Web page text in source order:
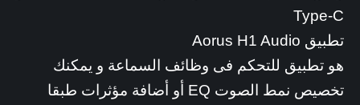
Type-C
تطبيق Aorus H1 Audio
هو تطبيق للتحكم فى وظائف السماعة و يمكنك
تخصيص نمط الصوت EQ أو أضافة مؤثرات طبقا